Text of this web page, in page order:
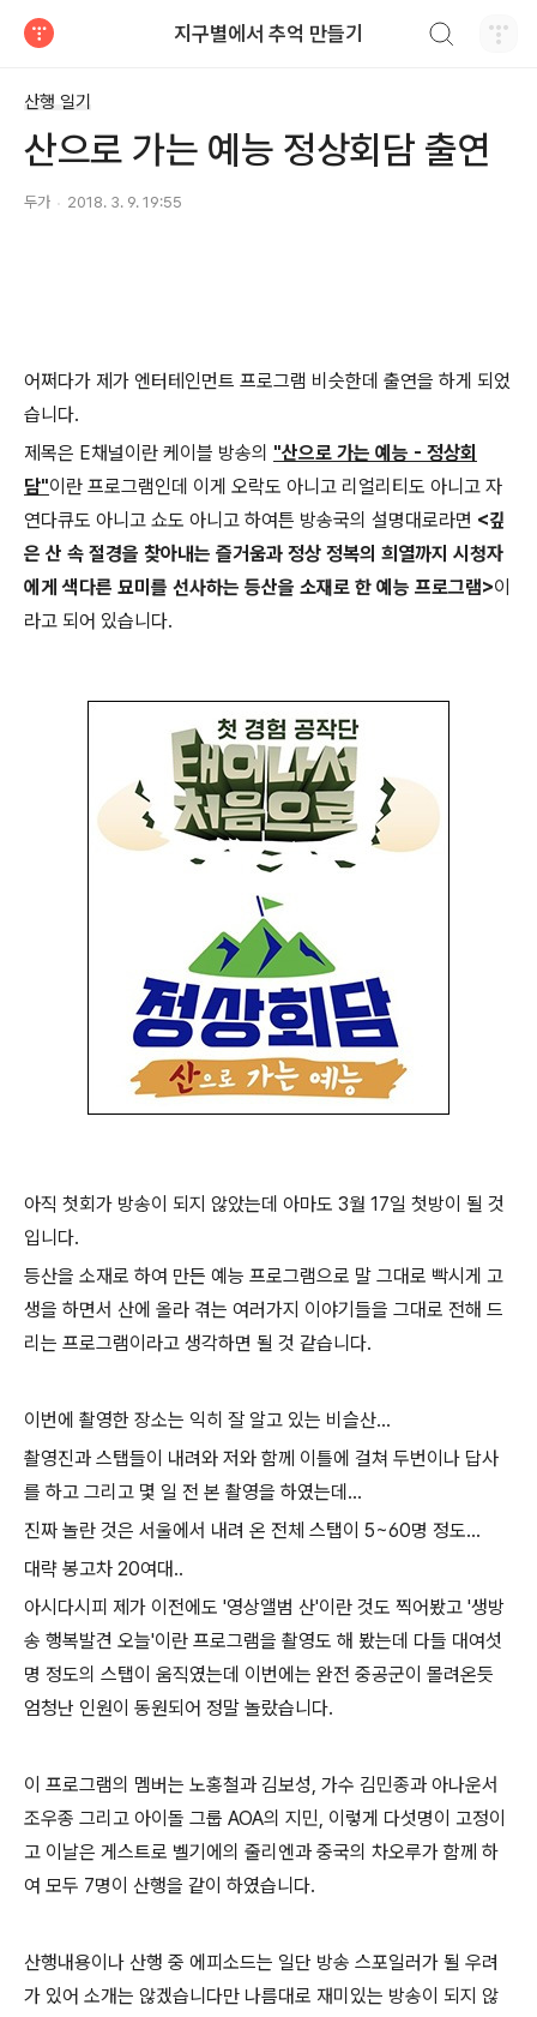
지구별에서 추억 만들기
산행 일기
산으로 가는 예능 정상회담 출연
두가 2018. 3. 9. 19:55
어쩌다가 제가 엔터테인먼트 프로그램 비슷한데 출연을 하게 되었
습니다.
제목은 E채널이란 케이블 방송의 "산으로 가는 예능 - 정상회
담"이란 프로그램인데 이게 오락도 아니고 리얼리티도 아니고 자
연다큐도 아니고 쇼도 아니고 하여튼 방송국의 설명대로라면 <깊
은 산 속 절경을 찾아내는 즐거움과 정상 정복의 희열까지 시청자
에게 색다른 묘미를 선사하는 등산을 소재로 한 예능 프로그램>이
라고 되어 있습니다.
아직 첫회가 방송이 되지 않았는데 아마도 3월 17일 첫방이 될 것
입니다.
등산을 소재로 하여 만든 예능 프로그램으로 말 그대로 빡시게 고
생을 하면서 산에 올라 겪는 여러가지 이야기들을 그대로 전해 드
리는 프로그램이라고 생각하면 될 것 같습니다.
이번에 촬영한 장소는 익히 잘 알고 있는 비슬산...
촬영진과 스탭들이 내려와 저와 함께 이틀에 걸쳐 두번이나 답사
를 하고 그리고 몇 일 전 본 촬영을 하였는데...
진짜 놀란 것은 서울에서 내려 온 전체 스탭이 5~60명 정도...
대략 봉고차 20여대..
아시다시피 제가 이전에도 '영상앨범 산'이란 것도 찍어봤고 '생방
송 행복발견 오늘'이란 프로그램을 촬영도 해 봤는데 다들 대여섯
명 정도의 스탭이 움직였는데 이번에는 완전 중공군이 몰려온듯
엄청난 인원이 동원되어 정말 놀랐습니다.
이 프로그램의 멤버는 노홍철과 김보성, 가수 김민종과 아나운서
조우종 그리고 아이돌 그룹 AOA의 지민, 이렇게 다섯명이 고정이
고 이날은 게스트로 벨기에의 줄리엔과 중국의 차오루가 함께 하
여 모두 7명이 산행을 같이 하였습니다.
산행내용이나 산행 중 에피소드는 일단 방송 스포일러가 될 우려
가 있어 소개는 않겠습니다만 나름대로 재미있는 방송이 되지 않